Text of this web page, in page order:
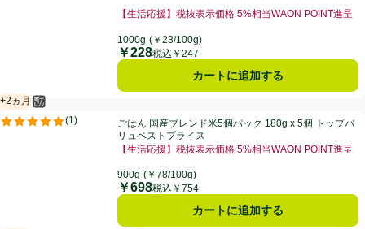
【生活応援】税抜表示価格 5%相当WAON POINT進呈
1000g (￥23/100g)
価格
￥228税込￥247
カートに追加する
ごはん 国産ブレンド米5個パック 180g x 5個 トップバリュベストプラ
+2ヵ月
賞味・消費期限保証：2ヵ月
電子レンジ使用可
(1)
評価は1件のレビューで5点中5.0点。ごはん 国産ブレンド米5個パック 180g x 5個 トップバ
リュベストプライス
【生活応援】税抜表示価格 5%相当WAON POINT進呈
900g (￥78/100g)
価格
￥698税込￥754
カートに追加する